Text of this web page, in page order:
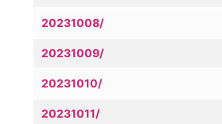
20231008/
20231009/
20231010/
20231011/